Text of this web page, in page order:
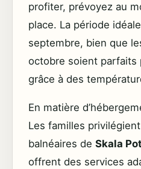
profiter, prévoyez au
place. La période
septembre, bien que
octobre soient parfaits
grâce à des
En matière
Les familles
balnéaires de Skala
offrent des services